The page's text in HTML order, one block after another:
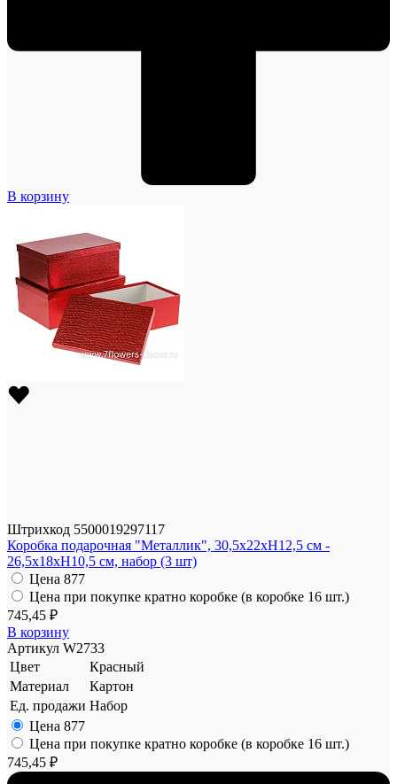
В корзину
Штрихкод 5500019297117
Коробка подарочная "Металлик", 30,5x22xH12,5 см -
26,5x18xH10,5 см, набор (3 шт)
Цена 877
Цена при покупке кратно коробке (в коробке 16 шт.)
745,45 ₽
В корзину
Артикул W2733
Цвет
Красный
Материал
Картон
Ед. продажи Набор
Цена 877
Цена при покупке кратно коробке (в коробке 16 шт.)
745,45 ₽